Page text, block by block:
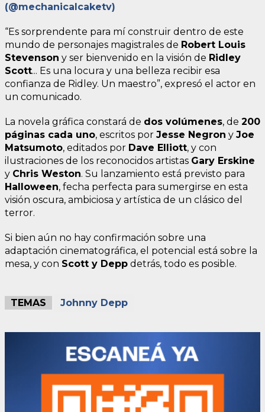
(@mechanicalcaketv)
“Es sorprendente para mí construir dentro de este
mundo de personajes magistrales de Robert Louis
Stevenson y ser bienvenido en la visión de Ridley
Scott... Es una locura y una belleza recibir esa
confianza de Ridley. Un maestro”, expresó el actor en
un comunicado.
La novela gráfica constará de dos volúmenes, de 200
páginas cada uno, escritos por Jesse Negron y Joe
Matsumoto, editados por Dave Elliott, y con
ilustraciones de los reconocidos artistas Gary Erskine
y Chris Weston. Su lanzamiento está previsto para
Halloween, fecha perfecta para sumergirse en esta
visión oscura, ambiciosa y artística de un clásico del
terror.
Si bien aún no hay confirmación sobre una
adaptación cinematográfica, el potencial está sobre la
mesa, y con Scott y Depp detrás, todo es posible.
TEMAS Johnny Depp